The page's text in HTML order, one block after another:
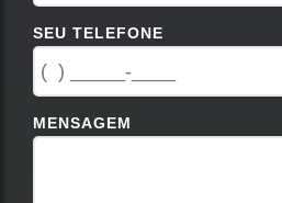
SEU TELEFONE
MENSAGEM